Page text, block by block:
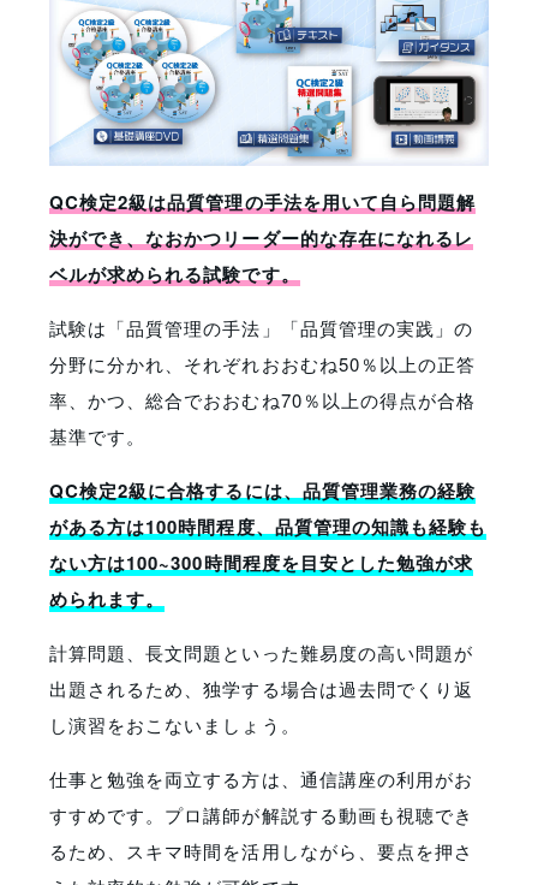
QC検定2級は品質管理の手法を用いて自ら問題解
決ができ、なおかつリーダー的な存在になれるレ
ベルが求められる試験です。
試験は「品質管理の手法」「品質管理の実践」の
分野に分かれ、それぞれおおむね50％以上の正答
率、かつ、総合でおおむね70％以上の得点が合格
基準です。
QC検定2級に合格するには、品質管理業務の経験
がある方は100時間程度、品質管理の知識も経験も
ない方は100~300時間程度を目安とした勉強が求
められます。
計算問題、長文問題といった難易度の高い問題が
出題されるため、独学する場合は過去問でくり返
し演習をおこないましょう。
仕事と勉強を両立する方は、通信講座の利用がお
すすめです。プロ講師が解説する動画も視聴でき
るため、スキマ時間を活用しながら、要点を押さ